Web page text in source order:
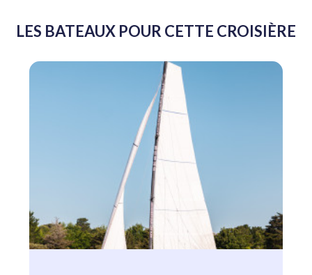
LES BATEAUX POUR CETTE CROISIÈRE